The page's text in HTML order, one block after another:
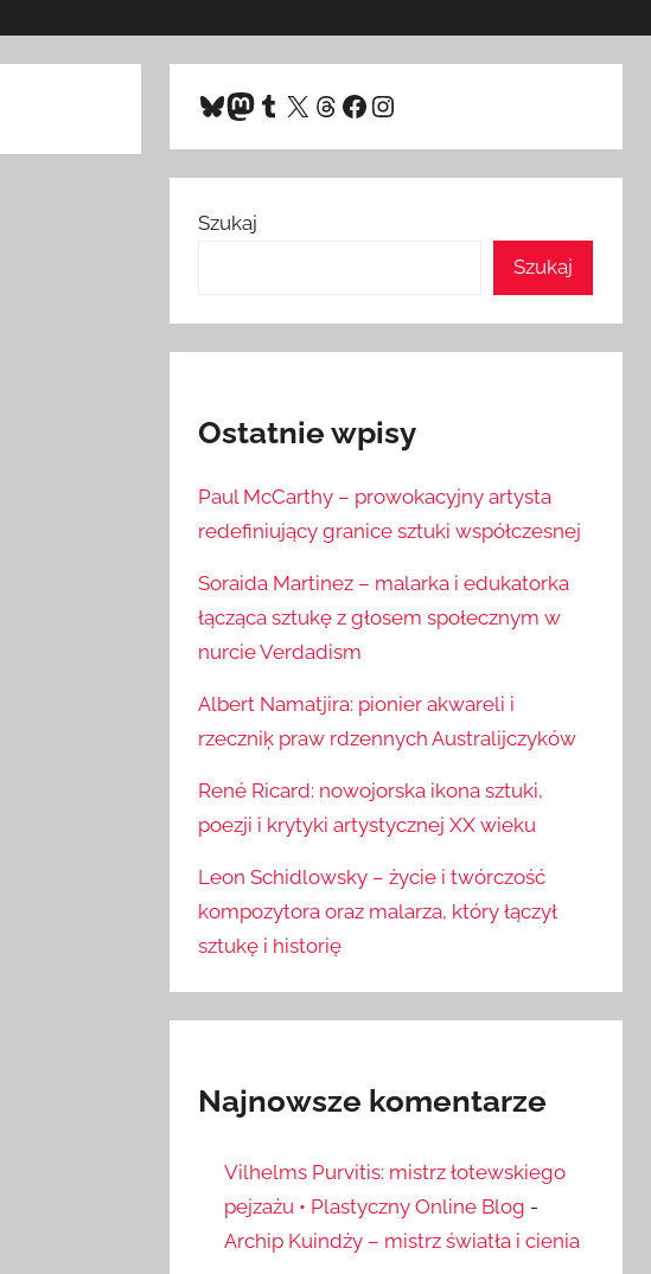
Bluesky
Mastodon
Tumblr
X Threads
Facebook
Instagram
Szukaj
Szukaj
Ostatnie wpisy
Paul McCarthy – prowokacyjny artysta
redefiniujący granice sztuki współczesnej
Soraida Martinez – malarka i edukatorka
łącząca sztukę z głosem społecznym w
nurcie Verdadism
Albert Namatjira: pionier akwareli i
rzeczniķ praw rdzennych Australijczyków
René Ricard: nowojorska ikona sztuki,
poezji i krytyki artystycznej XX wieku
Leon Schidlowsky – życie i twórczość
kompozytora oraz malarza, który łączył
sztukę i historię
Najnowsze komentarze
Vilhelms Purvitis: mistrz łotewskiego
pejzażu • Plastyczny Online Blog -
Archip Kuindży – mistrz światła i cienia